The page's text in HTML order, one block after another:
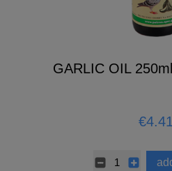
GARLIC OIL
€4.41